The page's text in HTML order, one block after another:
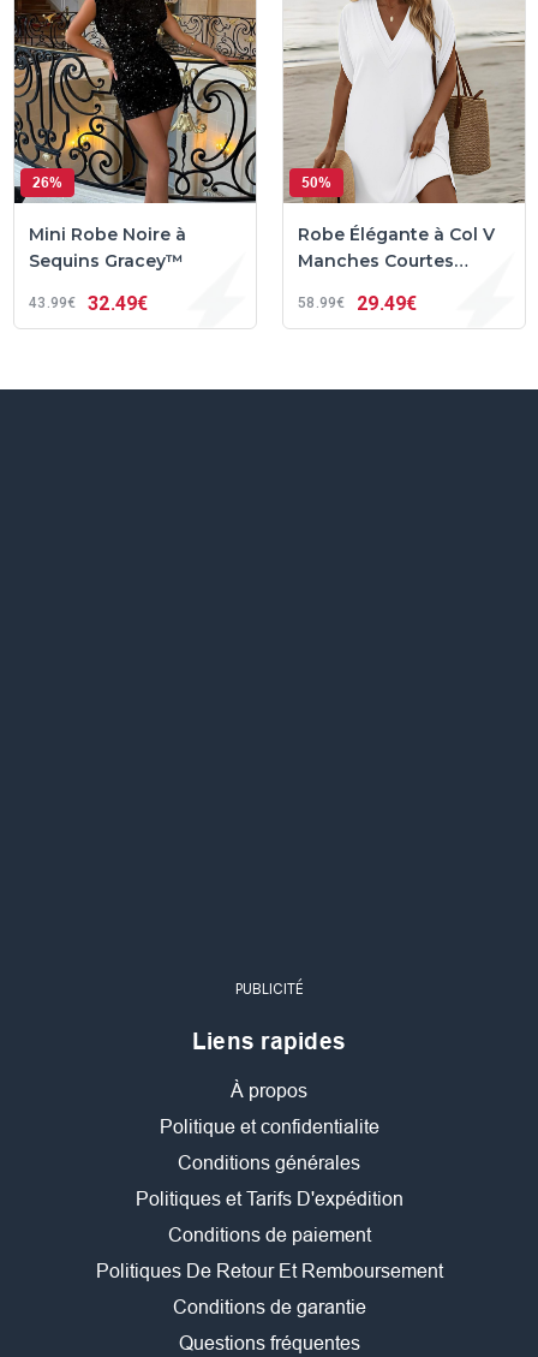
26%
Mini Robe Noire à
Sequins Gracey™
43 99€ 32 49€
50%
Robe Élégante à Col V
Manches Courtes
58 99€ 29 49€
PUBLICITÉ
Liens rapides
À propos
Politique et confidentialite
Conditions générales
Politiques et Tarifs D'expédition
Conditions de paiement
Politiques De Retour Et Remboursement
Conditions de garantie
Questions fréquentes